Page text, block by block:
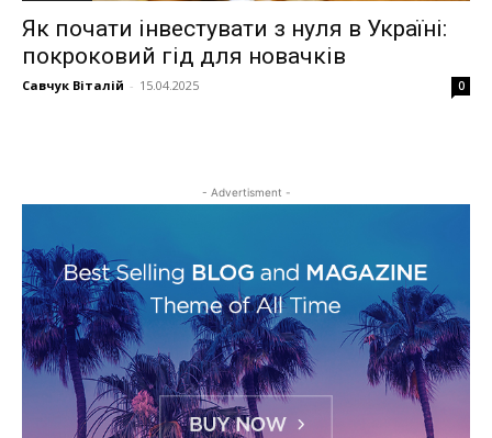
Як почати інвестувати з нуля в Україні:
покроковий гід для новачків
Савчук Віталій - 15.04.2025 0
- Advertisment -